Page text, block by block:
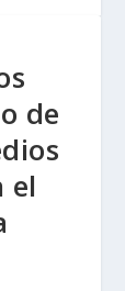
de
el